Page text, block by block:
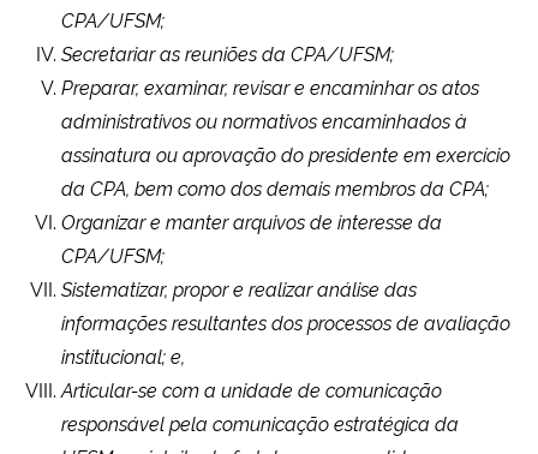
Ministério do Desenvolvimento Regional
Controladoria-Geral da União
Ministério da Mulher, da Família e dos Direitos Humanos
Secretaria-Geral
Secretaria de Governo
Gabinete de Segurança Institucional
CPA/UFSM;
Secretariar as reuniões da CPA/UFSM;
Preparar, examinar, revisar e encaminhar os atos
administrativos ou normativos encaminhados à
assinatura ou aprovação do presidente em exercício
da CPA, bem como dos demais membros da CPA;
Organizar e manter arquivos de interesse da
CPA/UFSM;
Sistematizar, propor e realizar análise das
informações resultantes dos processos de avaliação
institucional; e,
Articular-se com a unidade de comunicação
responsável pela comunicação estratégica da